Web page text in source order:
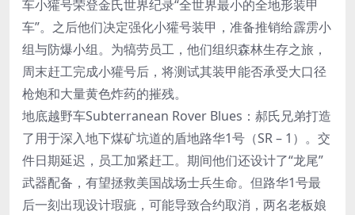
车小獾号荣登金氏世界纪录“全世界最小的全地形装甲
车”。之后他们决定强化小獾号装甲，准备推销给霹雳小
组与防爆小组。为犒劳员工，他们组织森林生存之旅，
周末赶工完成小獾号后，将测试其装甲能否承受大口径
枪炮和大量黄色炸药的摧残。
地底越野车Subterranean Rover Blues：郝氏兄弟打造
了用于深入地下煤矿坑道的盾地路华1号（SR – 1）。交
件日期延迟，员工加紧赶工。期间他们还设计了“龙尾”
武器配备，有望拯救美国战场士兵生命。但路华1号最
后一刻出现设计瑕疵，可能导致合约取消，两名老板娘